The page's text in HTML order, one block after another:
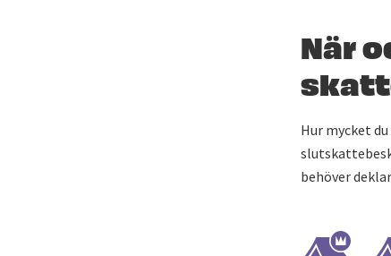
När
Hur mycket
behöver